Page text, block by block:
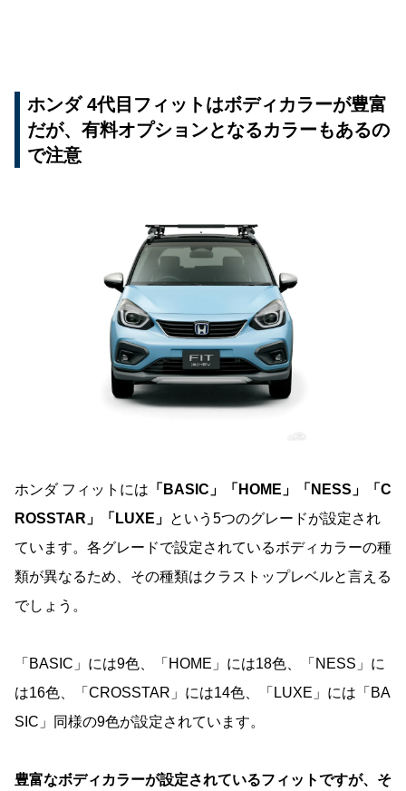
ホンダ 4代目フィットはボディカラーが豊富
だが、有料オプションとなるカラーもあるの
で注意
ホンダ フィットには 「BASIC」「HOME」「NESS」「C
ROSSTAR」「LUXE」 という5つのグレードが設定され
ています。各グレードで設定されているボディカラーの種
類が異なるため、その種類はクラストップレベルと言える
でしょう。
「BASIC」には9色、「HOME」には18色、「NESS」に
は16色、「CROSSTAR」には14色、「LUXE」には「BA
SIC」同様の9色が設定されています。
豊富なボディカラーが設定されているフィットですが、そ